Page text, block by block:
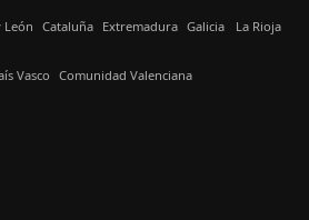
León Cataluña Extremadura Galicia La Rioja
Vasco Comunidad Valenciana